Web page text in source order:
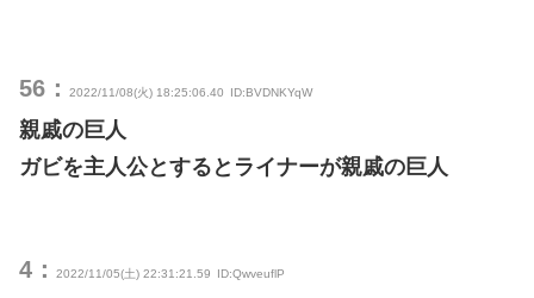
56： 2022/11/08(火) 18:25:06.40 ID:BVDNKYqW
親戚の巨人
ガビを主人公とするとライナーが親戚の巨人
4： 2022/11/05(土) 22:31:21.59 ID:QwveuflP